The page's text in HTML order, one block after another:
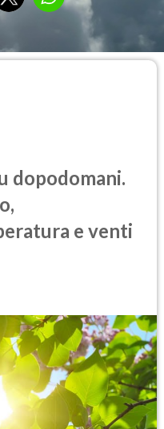
dopodomani.
e venti